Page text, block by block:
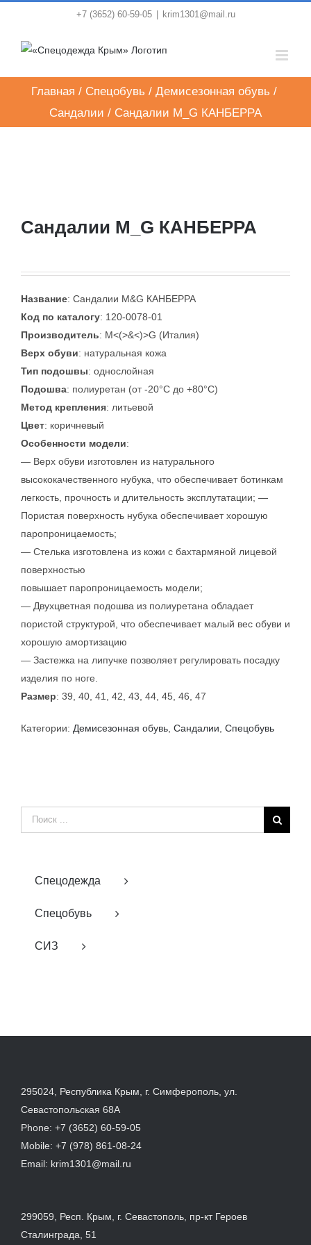
content
+7 (3652) 60-59-05 krim1301@mail.ru
Главная / Спецобувь / Демисезонная обувь /
Сандалии / Сандалии M_G КАНБЕРРА
Сандалии M_G КАНБЕРРА
Название: Сандалии M&G КАНБЕРРА
Код по каталогу: 120-0078-01
Производитель: M<(>&<)>G (Италия)
Верх обуви: натуральная кожа
Тип подошвы: однослойная
Подошва: полиуретан (от -20°C до +80°C)
Метод крепления: литьевой
Цвет: коричневый
Особенности модели:
— Верх обуви изготовлен из натурального
высококачественного нубука, что обеспечивает ботинкам
легкость, прочность и длительность эксплутатации; —
Пористая поверхность нубука обеспечивает хорошую
паропроницаемость;
— Стелька изготовлена из кожи с бахтармяной лицевой
поверхностью
повышает паропроницаемость модели;
— Двухцветная подошва из полиуретана обладает
пористой структурой, что обеспечивает малый вес обуви и
хорошую амортизацию
— Застежка на липучке позволяет регулировать посадку
изделия по ноге.
Размер: 39, 40, 41, 42, 43, 44, 45, 46, 47
Категории: Демисезонная обувь Сандалии Спецобувь
Результат
поиска:
Спецодежда
Спецобувь
СИЗ
295024, Республика Крым, г. Симферополь, ул.
Севастопольская 68А
Phone: +7 (3652) 60-59-05
Mobile: +7 (978) 861-08-24
Email: krim1301@mail.ru
299059, Респ. Крым, г. Севастополь, пр-кт Героев
Сталинграда, 51